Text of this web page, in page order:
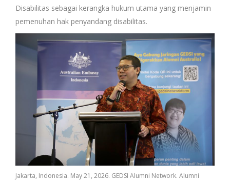
Disabilitas sebagai kerangka hukum utama yang menjamin
pemenuhan hak penyandang disabilitas.
Jakarta, Indonesia. May 21, 2026. GEDSI Alumni Network. Alumni